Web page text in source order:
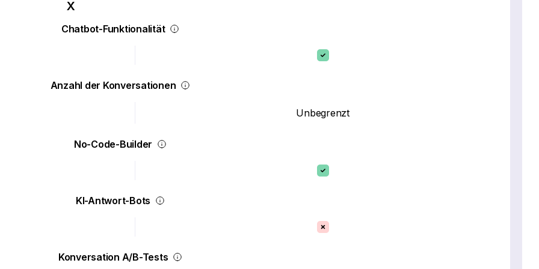
Chatbot-Funktionalität
Anzahl der Konversationen
Unbegrenzt
No-Code-Builder
KI-Antwort-Bots
Konversation A/B-Tests